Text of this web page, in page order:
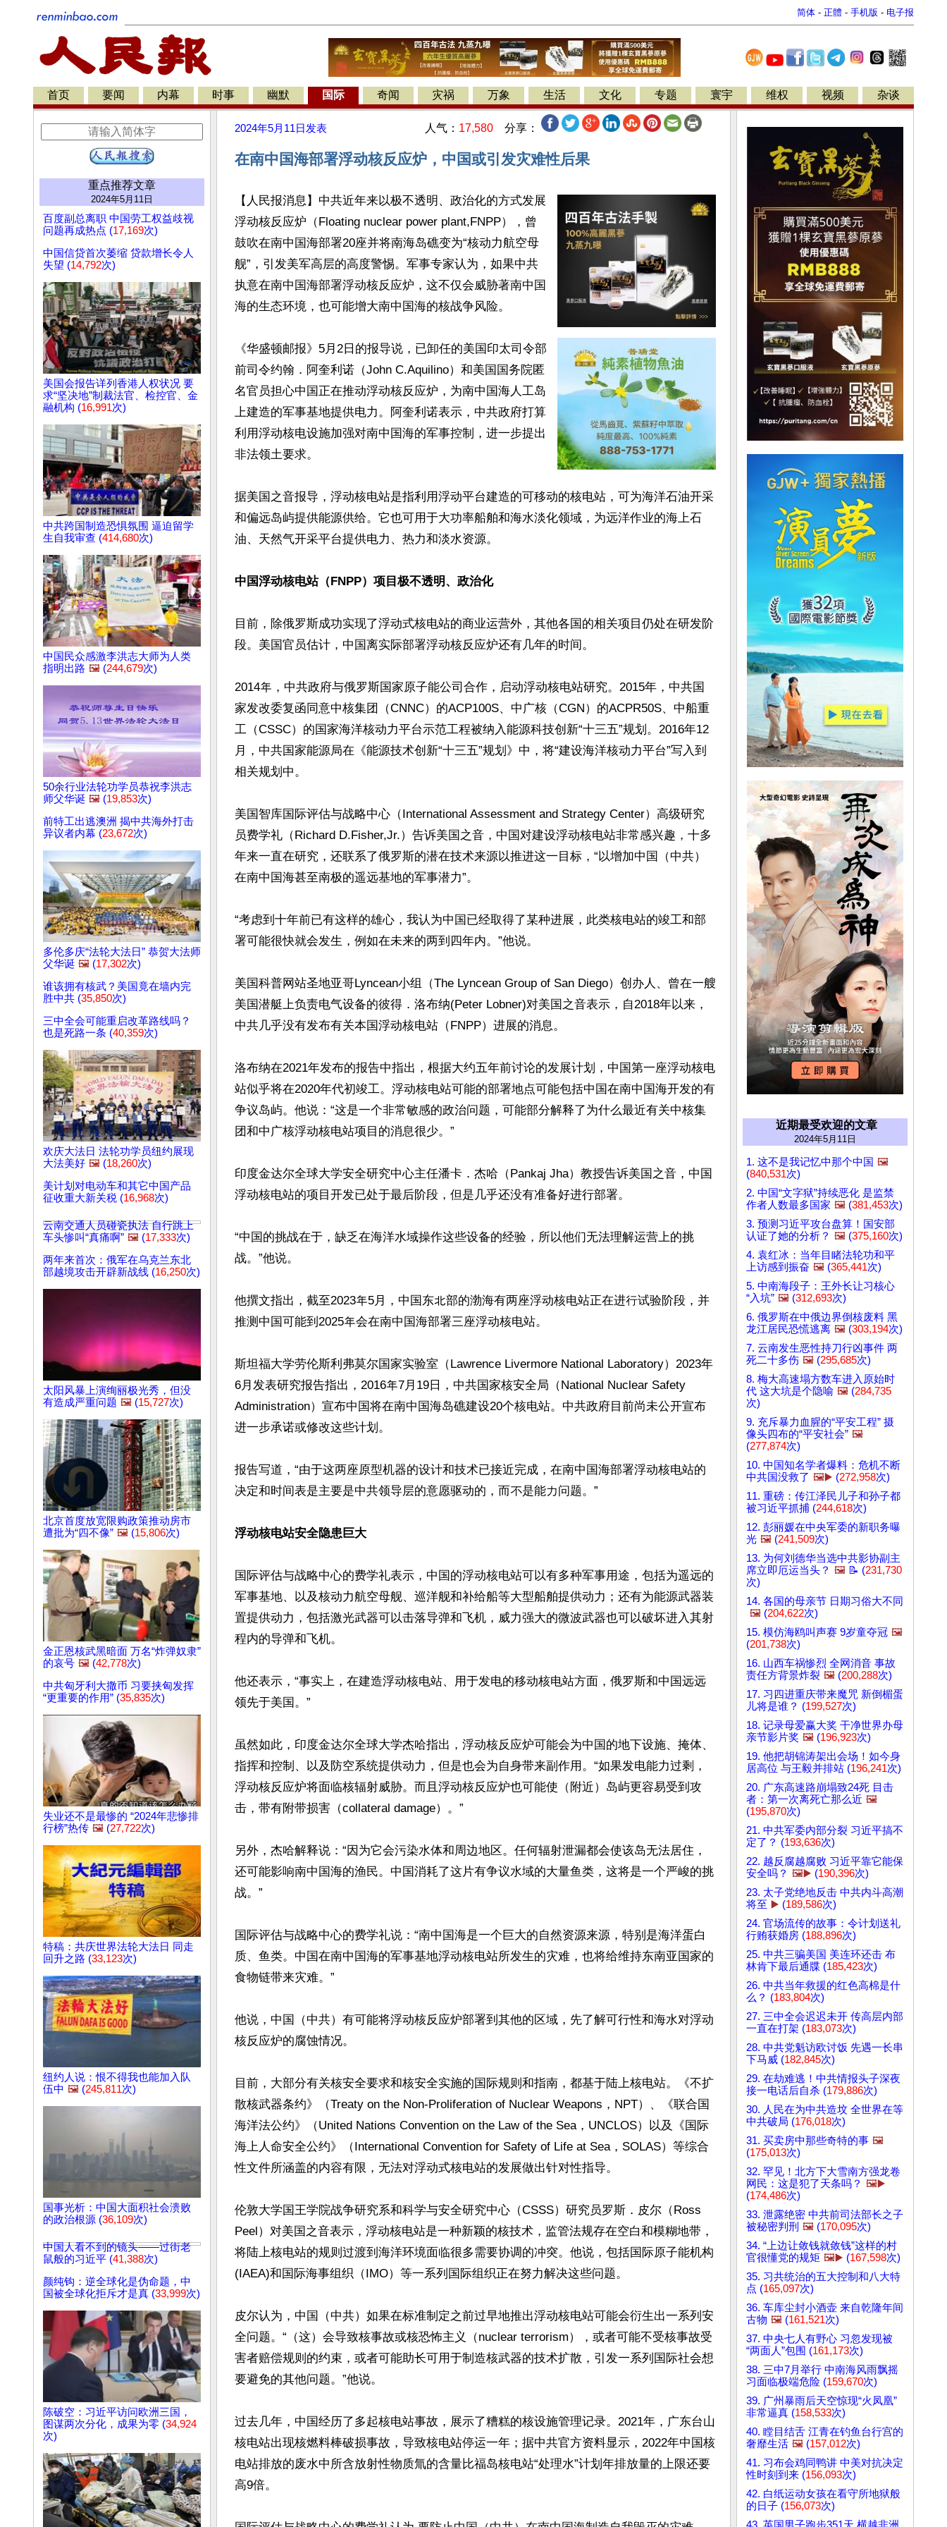
简体 - 正體 - 手机版 - 电子报
首页 要闻 内幕 时事 幽默 国际 奇闻 灾祸 万象 生活 文化 专题 寰宇 维权 视频 杂谈
重点推荐文章
2024年5月11日
百度副总离职 中国劳工权益歧视
问题再成热点 (17,169次)
中国信贷首次萎缩 贷款增长令人
失望 (14,792次)
美国会报告详列香港人权状况 要
求“坚决地”制裁法官、检控官、金
融机构 (16,991次)
中共跨国制造恐惧氛围 逼迫留学
生自我审查 (414,680次)
中国民众感激李洪志大师为人类
指明出路 🖼️ (244,679次)
50余行业法轮功学员恭祝李洪志
师父华诞 🖼️ (19,853次)
前特工出逃澳洲 揭中共海外打击
异议者内幕 (23,672次)
多伦多庆“法轮大法日” 恭贺大法师
父华诞 🖼️ (17,302次)
谁该拥有核武？美国竟在墙内完
胜中共 (35,850次)
三中全会可能重启改革路线吗？
也是死路一条 (40,359次)
欢庆大法日 法轮功学员纽约展现
大法美好 🖼️ (18,260次)
美计划对电动车和其它中国产品
征收重大新关税 (16,968次)
云南交通人员碰瓷执法 自行跳上
车头惨叫“真痛啊” 🖼️ (17,333次)
两年来首次：俄军在乌克兰东北
部越境攻击开辟新战线 (16,250次)
太阳风暴上演绚丽极光秀，但没
有造成严重问题 🖼️ (15,727次)
北京首度放宽限购政策推动房市
遭批为“四不像” 🖼️ (15,806次)
金正恩核武黑暗面 万名“炸弹奴隶”
的哀号 🖼️ (42,778次)
中共匈牙利大撒币 习要挟匈发挥
“更重要的作用” (35,835次)
失业还不是最惨的 “2024年悲惨排
行榜”热传 🖼️ (27,722次)
特稿：共庆世界法轮大法日 同走
回升之路 (33,123次)
纽约人说：恨不得我也能加入队
伍中 🖼️ (245,811次)
国事光析：中国大面积社会溃败
的政治根源 (36,109次)
中国人看不到的镜头——过街老
鼠般的习近平 (41,388次)
颜纯钩：逆全球化是伪命题，中
国被全球化拒斥才是真 (33,999次)
陈破空：习近平访问欧洲三国，
图谋两次分化，成果为零 (34,924
次)
2024年5月11日 发表 人气： 17,580 分享：
在南中国海部署浮动核反应炉，中国或引发灾难性后果
【人民报消息】中共近年来以极不透明、政治化的方式发展
浮动核反应炉（Floating nuclear power plant,FNPP），曾
鼓吹在南中国海部署20座并将南海岛礁变为“核动力航空母
舰”，引发美军高层的高度警惕。军事专家认为，如果中共
执意在南中国海部署浮动核反应炉，这不仅会威胁著南中国
海的生态环境，也可能增大南中国海的核战争风险。
《华盛顿邮报》5月2日的报导说，已卸任的美国印太司令部
前司令约翰．阿奎利诺（John C.Aquilino）和美国国务院匿
名官员担心中国正在推动浮动核反应炉，为南中国海人工岛
上建造的军事基地提供电力。阿奎利诺表示，中共政府打算
利用浮动核电设施加强对南中国海的军事控制，进一步提出
非法领土要求。
据美国之音报导，浮动核电站是指利用浮动平台建造的可移动的核电站，可为海洋石油开采
和偏远岛屿提供能源供给。它也可用于大功率船舶和海水淡化领域，为远洋作业的海上石
油、天然气开采平台提供电力、热力和淡水资源。
中国浮动核电站（FNPP）项目极不透明、政治化
目前，除俄罗斯成功实现了浮动式核电站的商业运营外，其他各国的相关项目仍处在研发阶
段。美国官员估计，中国离实际部署浮动核反应炉还有几年的时间。
2014年，中共政府与俄罗斯国家原子能公司合作，启动浮动核电站研究。2015年，中共国
家发改委复函同意中核集团（CNNC）的ACP100S、中广核（CGN）的ACPR50S、中船重
工（CSSC）的国家海洋核动力平台示范工程被纳入能源科技创新“十三五”规划。2016年12
月，中共国家能源局在《能源技术创新“十三五”规划》中，将“建设海洋核动力平台”写入到
相关规划中。
美国智库国际评估与战略中心（International Assessment and Strategy Center）高级研究
员费学礼（Richard D.Fisher,Jr.）告诉美国之音，中国对建设浮动核电站非常感兴趣，十多
年来一直在研究，还联系了俄罗斯的潜在技术来源以推进这一目标，“以增加中国（中共）
在南中国海甚至南极的遥远基地的军事潜力”。
“考虑到十年前已有这样的雄心，我认为中国已经取得了某种进展，此类核电站的竣工和部
署可能很快就会发生，例如在未来的两到四年内。”他说。
美国科普网站圣地亚哥Lyncean小组（The Lyncean Group of San Diego）创办人、曾在一艘
美国潜艇上负责电气设备的彼得．洛布纳(Peter Lobner)对美国之音表示，自2018年以来，
中共几乎没有发布有关本国浮动核电站（FNPP）进展的消息。
洛布纳在2021年发布的报告中指出，根据大约五年前讨论的发展计划，中国第一座浮动核电
站似乎将在2020年代初竣工。浮动核电站可能的部署地点可能包括中国在南中国海开发的有
争议岛屿。他说：“这是一个非常敏感的政治问题，可能部分解释了为什么最近有关中核集
团和中广核浮动核电站项目的消息很少。”
印度金达尔全球大学安全研究中心主任潘卡．杰哈（Pankaj Jha）教授告诉美国之音，中国
浮动核电站的项目开发已处于最后阶段，但是几乎还没有准备好进行部署。
“中国的挑战在于，缺乏在海洋水域操作这些设备的经验，所以他们无法理解运营上的挑
战。”他说。
他撰文指出，截至2023年5月，中国东北部的渤海有两座浮动核电站正在进行试验阶段，并
推测中国可能到2025年会在南中国海部署三座浮动核电站。
斯坦福大学劳伦斯利弗莫尔国家实验室（Lawrence Livermore National Laboratory）2023年
6月发表研究报告指出，2016年7月19日，中共国家核安全局（National Nuclear Safety
Administration）宣布中国将在南中国海岛礁建设20个核电站。中共政府目前尚未公开宣布
进一步承诺或修改这些计划。
报告写道，“由于这两座原型机器的设计和技术已接近完成，在南中国海部署浮动核电站的
决定和时间表是主要是中共领导层的意愿驱动的，而不是能力问题。”
浮动核电站安全隐患巨大
国际评估与战略中心的费学礼表示，中国的浮动核电站可以有多种军事用途，包括为遥远的
军事基地、以及核动力航空母舰、巡洋舰和补给船等大型船舶提供动力；还有为能源武器装
置提供动力，包括激光武器可以击落导弹和飞机，威力强大的微波武器也可以破坏进入其射
程内的导弹和飞机。
他还表示，“事实上，在建造浮动核电站、用于发电的移动核电站方面，俄罗斯和中国远远
领先于美国。”
虽然如此，印度金达尔全球大学杰哈指出，浮动核反应炉可能会为中国的地下设施、掩体、
指挥和控制、以及防空系统提供动力，但是也会为自身带来副作用。“如果发电能力过剩，
浮动核反应炉将面临核辐射威胁。而且浮动核反应炉也可能使（附近）岛屿更容易受到攻
击，带有附带损害（collateral damage）。”
另外，杰哈解释说：“因为它会污染水体和周边地区。任何辐射泄漏都会使该岛无法居住，
还可能影响南中国海的渔民。中国消耗了这片有争议水域的大量鱼类，这将是一个严峻的挑
战。”
国际评估与战略中心的费学礼说：“南中国海是一个巨大的自然资源来源，特别是海洋蛋白
质、鱼类。中国在南中国海的军事基地浮动核电站所发生的灾难，也将给维持东南亚国家的
食物链带来灾难。”
他说，中国（中共）有可能将浮动核反应炉部署到其他的区域，先了解可行性和海水对浮动
核反应炉的腐蚀情况。
目前，大部分有关核安全要求和核安全实施的国际规则和指南，都基于陆上核电站。《不扩
散核武器条约》（Treaty on the Non-Proliferation of Nuclear Weapons，NPT）、《联合国
海洋法公约》（United Nations Convention on the Law of the Sea，UNCLOS）以及《国际
海上人命安全公约》（International Convention for Safety of Life at Sea，SOLAS）等综合
性文件所涵盖的内容有限，无法对浮动式核电站的发展做出针对性指导。
伦敦大学国王学院战争研究系和科学与安全研究中心（CSSS）研究员罗斯．皮尔（Ross
Peel）对美国之音表示，浮动核电站是一种新颖的核技术，监管法规存在空白和模糊地带，
将陆上核电站的规则过渡到海洋环境面临很多需要协调的冲突。他说，包括国际原子能机构
(IAEA)和国际海事组织（IMO）等一系列国际组织正在努力解决这些问题。
皮尔认为，中国（中共）如果在标准制定之前过早地推出浮动核电站可能会衍生出一系列安
全问题。“（这）会导致核事故或核恐怖主义（nuclear terrorism），或者可能不受核事故受
害者赔偿规则的约束，或者可能助长可用于制造核武器的技术扩散，引发一系列国际社会想
要避免的其他问题。”他说。
过去几年，中国经历了多起核电站事故，展示了糟糕的核设施管理记录。2021年，广东台山
核电站出现核燃料棒破损事故，导致核电站停运一年；据中共官方资料显示，2022年中国核
电站排放的废水中所含放射性物质氚的含量比福岛核电站“处理水”计划年排放量的上限还要
高9倍。
近期最受欢迎的文章
2024年5月11日
1. 这不是我记忆中那个中国 🖼️
(840,531次)
2. 中国“文字狱”持续恶化 是监禁
作者人数最多国家 🖼️ (381,453次)
3. 预测习近平攻台盘算！国安部
认证了她的分析？ 🖼️ (375,160次)
4. 袁红冰：当年目睹法轮功和平
上访感到振奋 🖼️ (365,441次)
5. 中南海段子：王外长让习核心
“入坑” 🖼️ (312,693次)
6. 俄罗斯在中俄边界倒核废料 黑
龙江居民恐慌逃离 🖼️ (303,194次)
7. 云南发生恶性持刀行凶事件 两
死二十多伤 🖼️ (295,685次)
8. 梅大高速塌方数车进入原始时
代 这大坑是个隐喻 🖼️ (284,735
次)
9. 充斥暴力血腥的“平安工程” 摄
像头四布的“平安社会” 🖼️
(277,874次)
10. 中国知名学者爆料：危机不断
中共国没救了 🖼️▶️ (272,958次)
11. 重磅：传江泽民儿子和孙子都
被习近平抓捕 (244,618次)
12. 彭丽媛在中央军委的新职务曝
光 🖼️ (241,509次)
13. 为何刘德华当选中共影协副主
席立即厄运当头？ 🖼️ 📝 (231,730
次)
14. 各国的母亲节 日期习俗大不同
🖼️ (204,622次)
15. 模仿海鸥叫声赛 9岁童夺冠 🖼️
(201,738次)
16. 山西车祸惨烈 全网消音 事故
责任方背景炸裂 🖼️ (200,288次)
17. 习四进重庆带来魔咒 新倒楣蛋
儿将是谁？ (199,527次)
18. 记录母爱赢大奖 干净世界办母
亲节影片奖 🖼️ (196,923次)
19. 他把胡锦涛架出会场！如今身
居高位 与王毅并排站 (196,241次)
20. 广东高速路崩塌致24死 目击
者：第一次离死亡那么近 🖼️
(195,870次)
21. 中共军委内部分裂 习近平搞不
定了？ (193,636次)
22. 越反腐越腐败 习近平靠它能保
安全吗？ 🖼️▶️ (190,396次)
23. 太子党绝地反击 中共内斗高潮
将至 ▶️ (189,586次)
24. 官场流传的故事：令计划送礼
行贿获婚房 (188,896次)
25. 中共三骗美国 美连环还击 布
林肯下最后通牒 (185,423次)
26. 中共当年救援的红色高棉是什
么？ (183,804次)
27. 三中全会迟迟未开 传高层内部
一直在打架 (183,073次)
28. 中共党魁访欧讨饭 先遇一长串
下马威 (182,845次)
29. 在劫难逃！中共情报头子深夜
接一电话后自杀 (179,886次)
30. 人民在为中共造坟 全世界在等
中共破局 (176,018次)
31. 买卖房中那些奇特的事 🖼️
(175,013次)
32. 罕见！北方下大雪南方强龙卷
网民：这是犯了天条吗？ 🖼️▶️
(174,486次)
33. 泄露绝密 中共前司法部长之子
被秘密判刑 🖼️ (170,095次)
34. “上边让敛钱就敛钱”这样的村
官很懂党的规矩 🖼️▶️ (167,598次)
35. 习共统治的五大控制和八大特
点 (165,097次)
36. 车库尘封小酒壶 来自乾隆年间
古物 🖼️ (161,521次)
37. 中央七人有野心 习忽发现被
“两面人”包围 (161,173次)
38. 三中7月举行 中南海风雨飘摇
习面临极端危险 (159,670次)
39. 广州暴雨后天空惊现“火凤凰”
非常逼真 (158,533次)
40. 瞠目结舌 江青在钓鱼台行宫的
奢靡生活 🖼️ (157,012次)
41. 习布会鸡同鸭讲 中美对抗决定
性时刻到来 (156,093次)
42. 白纸运动女孩在看守所地狱般
的日子 (156,073次)
43. 英国男子跑步351天 横越非洲